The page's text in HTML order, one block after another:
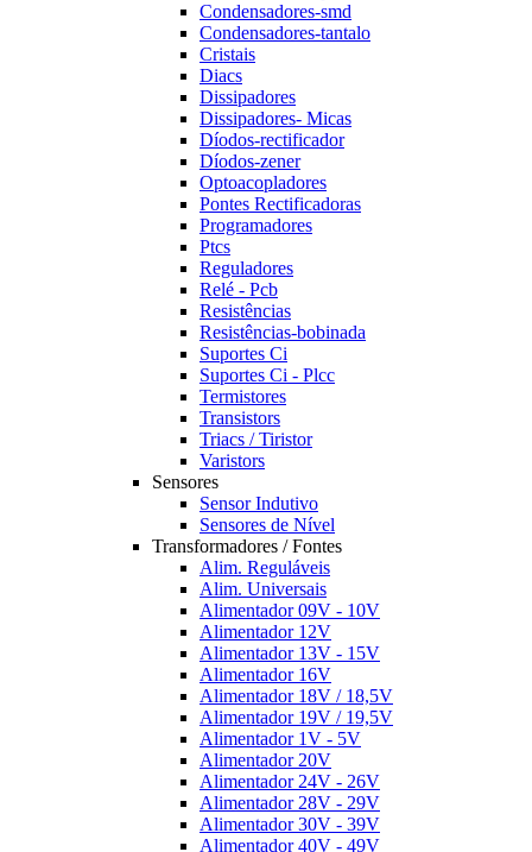
Condensadores-smd
Condensadores-tantalo
Cristais
Diacs
Dissipadores
Dissipadores- Micas
Díodos-rectificador
Díodos-zener
Optoacopladores
Pontes Rectificadoras
Programadores
Ptcs
Reguladores
Relé - Pcb
Resistências
Resistências-bobinada
Suportes Ci
Suportes Ci - Plcc
Termistores
Transistors
Triacs / Tiristor
Varistors
Sensores
Sensor Indutivo
Sensores de Nível
Transformadores / Fontes
Alim. Reguláveis
Alim. Universais
Alimentador 09V - 10V
Alimentador 12V
Alimentador 13V - 15V
Alimentador 16V
Alimentador 18V / 18,5V
Alimentador 19V / 19,5V
Alimentador 1V - 5V
Alimentador 20V
Alimentador 24V - 26V
Alimentador 28V - 29V
Alimentador 30V - 39V
Alimentador 40V - 49V